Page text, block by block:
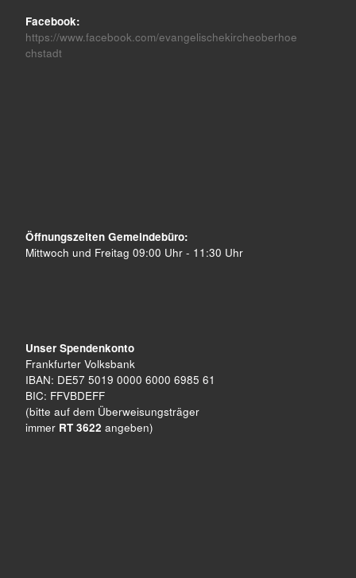
Facebook:
https://www.facebook.com/evangelischekircheoberhoe
chstadt
Öffnungszeiten Gemeindebüro:
Mittwoch und Freitag 09:00 Uhr - 11:30 Uhr
Unser Spendenkonto
Frankfurter Volksbank
IBAN: DE57 5019 0000 6000 6985 61
BIC: FFVBDEFF
(bitte auf dem Überweisungsträger
immer RT 3622 angeben)